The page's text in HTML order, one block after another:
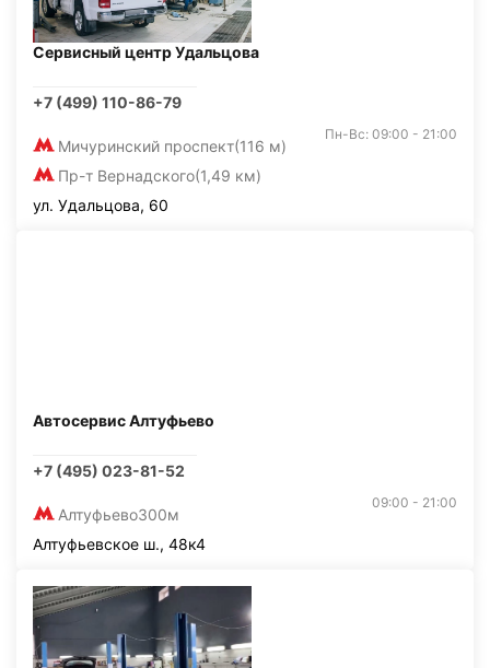
Сервисный центр Удальцова
+7 (499) 110-86-79
Мичуринский проспект(116 м)
Пр-т Вернадского(1,49 км)
Пн-Вс: 09:00 - 21:00
ул. Удальцова, 60
Автосервис Алтуфьево
+7 (495) 023-81-52
Алтуфьево300м
09:00 - 21:00
Алтуфьевское ш., 48к4